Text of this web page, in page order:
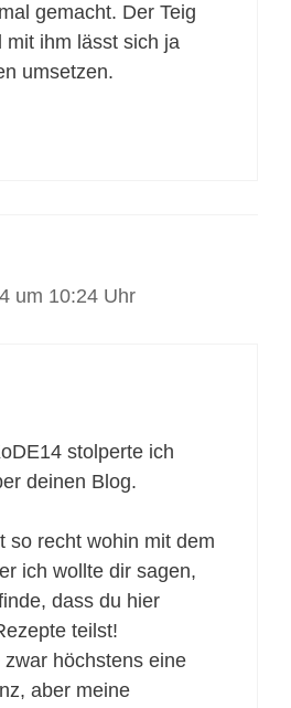
gemacht. Der Teig
mit ihm lässt sich ja
umsetzen.
um 10:24 Uhr
stolperte ich
deinen Blog.
so recht wohin mit dem
ich wollte dir sagen,
dass du hier
teilst!
höchstens eine
aber meine